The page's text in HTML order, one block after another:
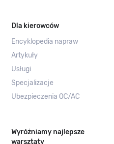
Dla kierowców
Encyklopedia napraw
Artykuły
Usługi
Specjalizacje
Ubezpieczenia OC/AC
Wyróżniamy najlepsze
warsztaty